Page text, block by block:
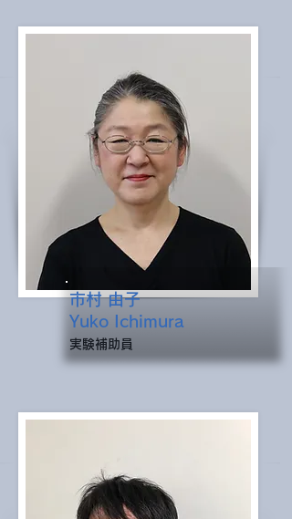
市村 由子
Yuko Ichimura
​実験補助員